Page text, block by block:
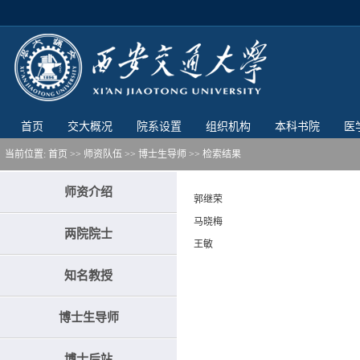
首页 交大概况 院系设置 组织机构 本科书院 医
当前位置: 首页 >> 师资队伍 >> 博士生导师 >> 检索结果
师资介绍
两院院士
知名教授
博士生导师
郭继荣
马晓梅
王敏